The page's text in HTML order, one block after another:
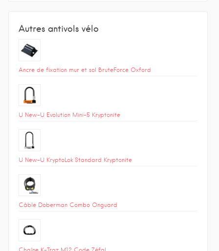
Autres antivols vélo
Ancre de fixation mur et sol BruteForce Oxford
U New-U Evolution Mini-5 Kryptonite
U New-U KryptoLok Standard Kryptonite
Câble Doberman Combo Onguard